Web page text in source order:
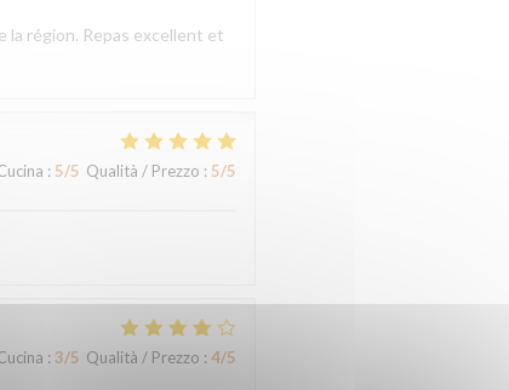
la région. Repas excellent et
: 5/5 Qualità / Prezzo : 5/5
: 3/5 Qualità / Prezzo : 4/5